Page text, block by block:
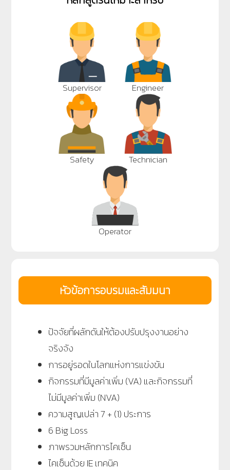
Supervisor Engineer
Safety Technician
Operator
หัวข้อการอบรมและสัมมนา
ปัจจัยที่ผลักดันให้ต้องปรับปรุงงานอย่าง
จริงจัง
การอยู่รอดในโลกแห่งการแข่งขัน
กิจกรรมที่มีมูลค่าเพิ่ม (VA) และกิจกรรมที่
ไม่มีมูลค่าเพิ่ม (NVA)
ความสูญเปล่า 7 + (1) ประการ
6 Big Loss
ภาพรวมหลักการไคเซ็น
ไคเซ็นด้วย IE เทคนิค